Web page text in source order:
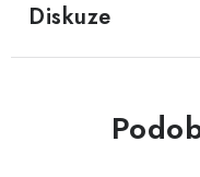
Diskuze